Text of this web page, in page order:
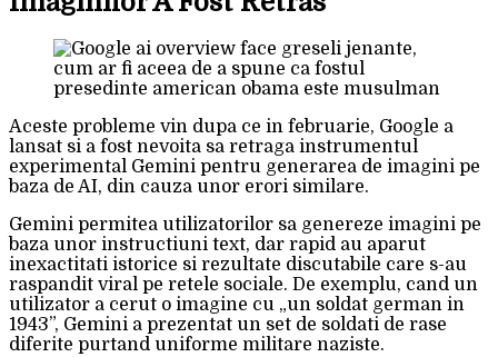
Aceste probleme vin dupa ce in februarie, Google a
lansat si a fost nevoita sa retraga instrumentul
experimental Gemini pentru generarea de imagini pe
baza de AI, din cauza unor erori similare.
Gemini permitea utilizatorilor sa genereze imagini pe
baza unor instructiuni text, dar rapid au aparut
inexactitati istorice si rezultate discutabile care s-au
raspandit viral pe retele sociale. De exemplu, cand un
utilizator a cerut o imagine cu „un soldat german in
1943”, Gemini a prezentat un set de soldati de rase
diferite purtand uniforme militare naziste.